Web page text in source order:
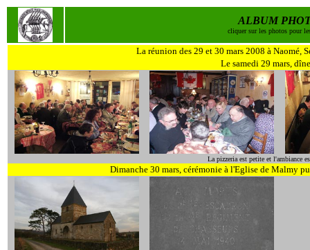
ALBUM
cliquer sur les photos pour
La réunion des 29 et 30 mars 2008 à Naomé,
Le samedi 29 mars,
La pizzeria est petite et l'ambiance
Dimanche 30 mars, cérémonie à l'Eglise de Malmy